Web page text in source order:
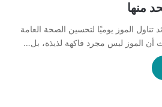
منها
تناول الموز يوميًا لتحسين الصحة العامة
أن الموز ليس مجرد فاكهة لذيذة، بل…